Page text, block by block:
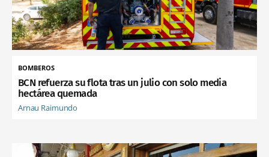
BOMBEROS
BCN refuerza su flota tras un julio con solo media
hectárea quemada
Arnau Raimundo